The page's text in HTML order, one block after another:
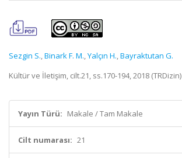
Sezgin S.,Binark F. M.,Yalçın H.,Bayraktutan G.
Kültür ve İletişim, cilt.21, ss.170-194, 2018 (TRDizin)
Yayın Türü: Makale / Tam Makale
Cilt numarası: 21